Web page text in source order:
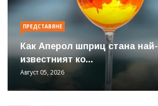
ПРЕДСТАВЯНЕ
Как Аперол шприц стана най-
известният ко...
Август 05, 2026